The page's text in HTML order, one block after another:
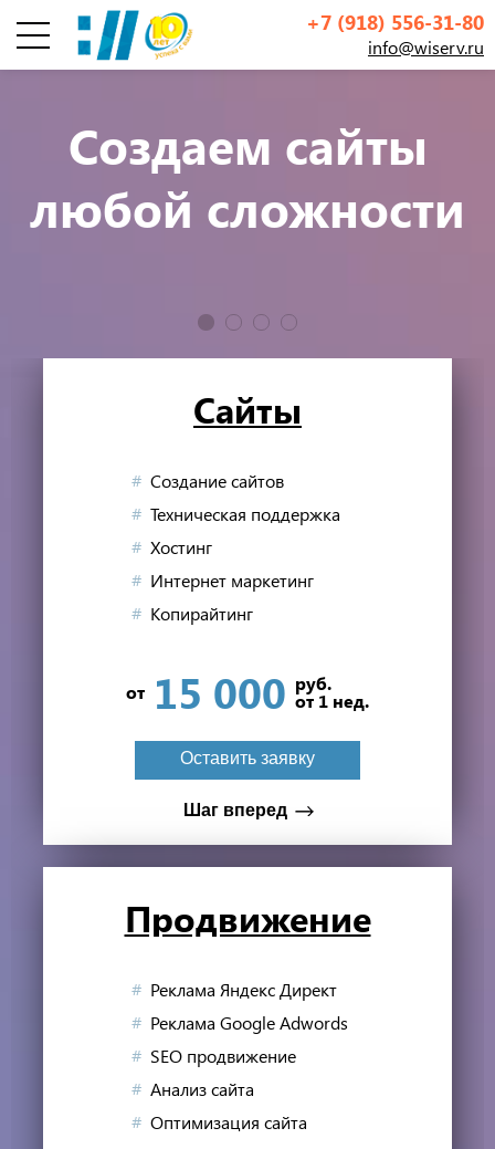
+7 (918) 556-31-80
info@wiserv.ru
Создаем сайты
любой сложности
Сайты
Создание сайтов
Техническая поддержка
Хостинг
Интернет маркетинг
Копирайтинг
от 15 000 руб.
от 1 нед.
Оставить заявку
Шаг вперед
к успеху
-7%
Оставить заявку
Мне не нужна скидка
Продви­жение
Реклама Яндекс Директ
Реклама Google Adwords
SEO продвижение
Анализ сайта
Оптимизация сайта
к успеху
Персона­льная
скидка